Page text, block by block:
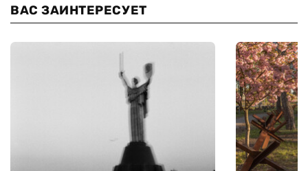
ВАС ЗАИНТЕРЕСУЕТ